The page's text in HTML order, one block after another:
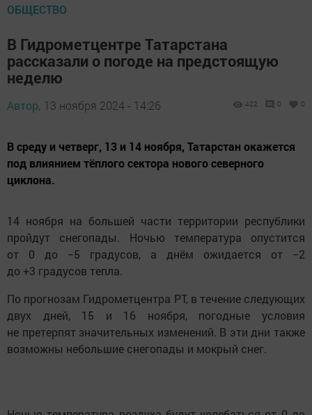
ОБЩЕСТВО
В Гидрометцентре Татарстана
рассказали о погоде на предстоящую
неделю
Автор, 13 ноября 2024 - 14:26 422 0 0
В среду и четверг, 13 и 14 ноября, Татарстан окажется
под влиянием тёплого сектора нового северного
циклона.
14 ноября на большей части территории республики
пройдут снегопады. Ночью температура опустится
от 0 до −5 градусов, а днём ожидается от −2
до +3 градусов тепла.
По прогнозам Гидрометцентра РТ, в течение следующих
двух дней, 15 и 16 ноября, погодные условия
не претерпят значительных изменений. В эти дни также
возможны небольшие снегопады и мокрый снег.